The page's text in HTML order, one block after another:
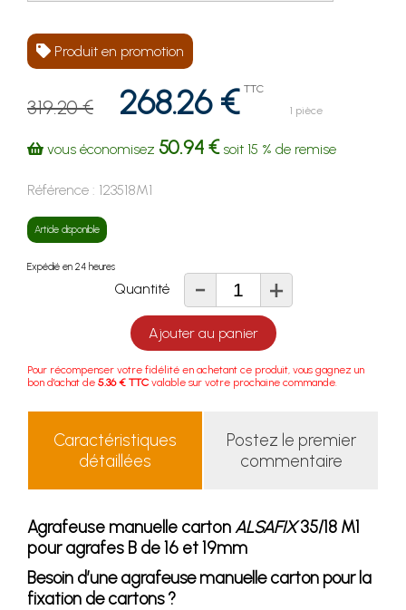
Produit en promotion
319.20 € 268.26 € TTC
1 pièce
vous économisez 50.94 €soit 15 % de remise
Référence : 123518M1
Article disponible
Expédié en 24 heures
Quantité - +
Ajouter au panier
Pour récompenser votre fidélité en achetant ce produit, vous gagnez un
bon d'achat de 5.36 € TTC valable sur votre prochaine commande.
Caractéristiques
détaillées
Postez le premier
commentaire
Agrafeuse manuelle carton ALSAFIX35/18 M1
pour agrafes B de 16 et 19mm
Besoin d’une agrafeuse manuelle carton pour la
fixation de cartons ?